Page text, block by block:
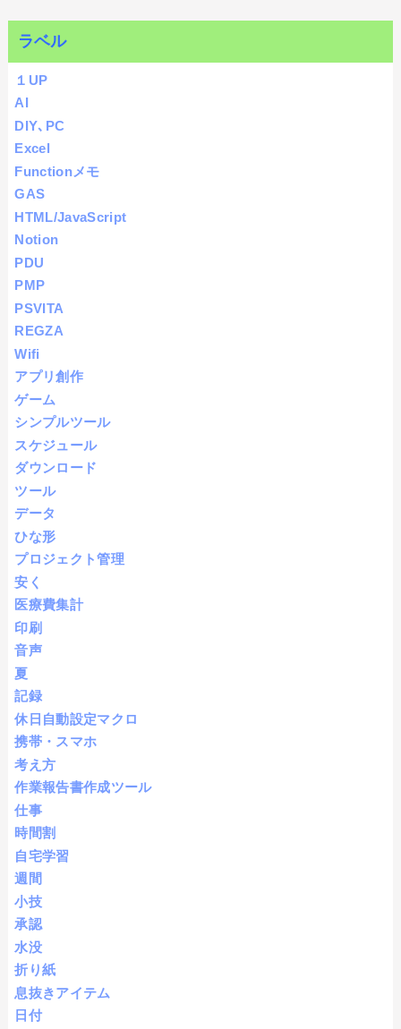
ラベル
１UP
AI
DIY､PC
Excel
Functionメモ
GAS
HTML/JavaScript
Notion
PDU
PMP
PSVITA
REGZA
Wifi
アプリ創作
ゲーム
シンプルツール
スケジュール
ダウンロード
ツール
データ
ひな形
プロジェクト管理
安く
医療費集計
印刷
音声
夏
記録
休日自動設定マクロ
携帯・スマホ
考え方
作業報告書作成ツール
仕事
時間割
自宅学習
週間
小技
承認
水没
折り紙
息抜きアイテム
日付